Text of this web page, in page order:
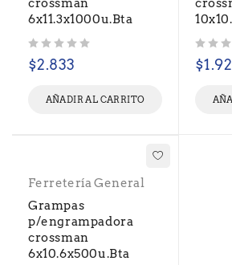
crossman
6x11.3x1000u.Bta
$2.833
AÑADIR AL CARRITO
$
Ferretería General
Grampas
p/engrampadora
crossman
6x10.6x500u.Bta